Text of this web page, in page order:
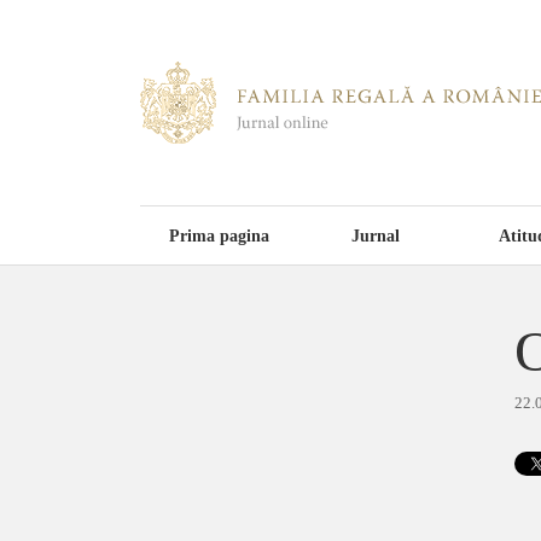
Prima pagina Jurnal